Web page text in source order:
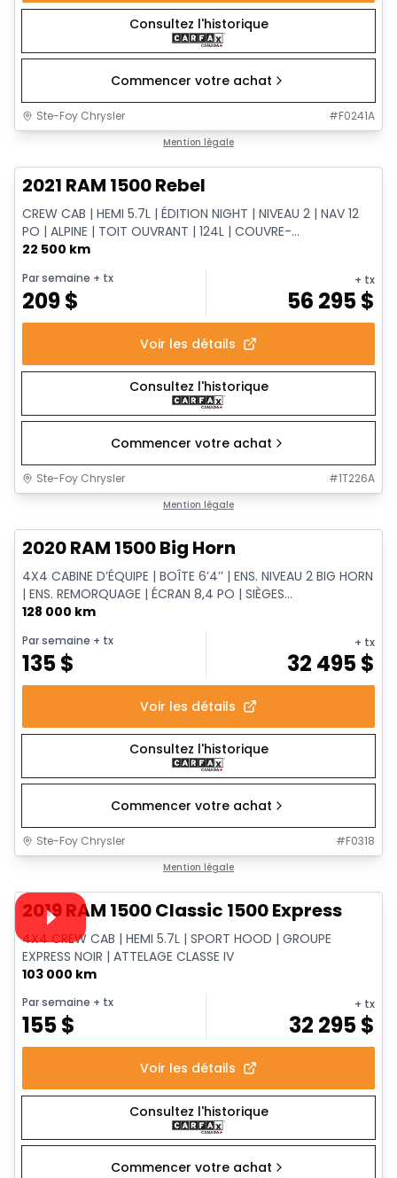
Consultez l'historique
Commencer votre achat
Ste-Foy Chrysler #F0241A
Mention légale
2021 RAM 1500 Rebel
CREW CAB | HEMI 5.7L | ÉDITION NIGHT | NIVEAU 2 | NAV 12
PO | ALPINE | TOIT OUVRANT | 124L | COUVRE-...
22 500 km
Par semaine + tx
209$
+ tx
56 295$
Voir les détails
Consultez l'historique
Commencer votre achat
Ste-Foy Chrysler #1T226A
Mention légale
2020 RAM 1500 Big Horn
4X4 CABINE D’ÉQUIPE | BOÎTE 6’4’’ | ENS. NIVEAU 2 BIG HORN
| ENS. REMORQUAGE | ÉCRAN 8,4 PO | SIÈGES...
128 000 km
Par semaine + tx
135$
+ tx
32 495$
Voir les détails
Consultez l'historique
Commencer votre achat
Ste-Foy Chrysler #F0318
Mention légale
Vidéo disponible
2019 RAM 1500 Classic 1500 Express
4X4 CREW CAB | HEMI 5.7L | SPORT HOOD | GROUPE
EXPRESS NOIR | ATTELAGE CLASSE IV
103 000 km
Par semaine + tx
155$
+ tx
32 295$
Voir les détails
Consultez l'historique
Commencer votre achat